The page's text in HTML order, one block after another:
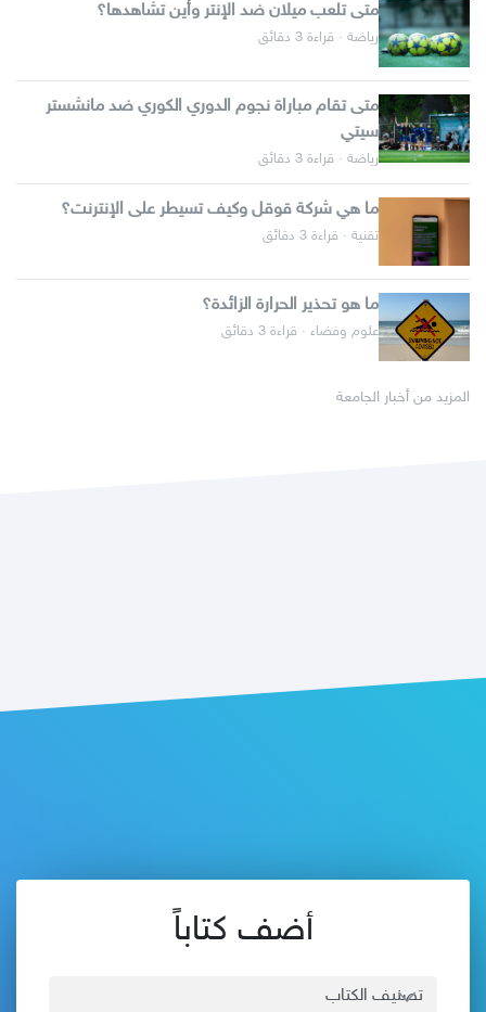
متى تلعب ميلان ضد الإنتر وأين تشاهدها؟
رياضة · قراءة 3 دقائق
متى تقام مباراة نجوم الدوري الكوري ضد مانشستر
سيتي
رياضة · قراءة 3 دقائق
ما هي شركة قوقل وكيف تسيطر على الإنترنت؟
تقنية · قراءة 3 دقائق
ما هو تحذير الحرارة الزائدة؟
علوم وفضاء · قراءة 3 دقائق
المزيد من أخبار الجامعة
أضف كتاباً